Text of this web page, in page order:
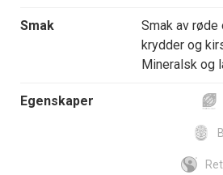
Smak
Smak av
krydder og
Mineralsk og
Egenskaper